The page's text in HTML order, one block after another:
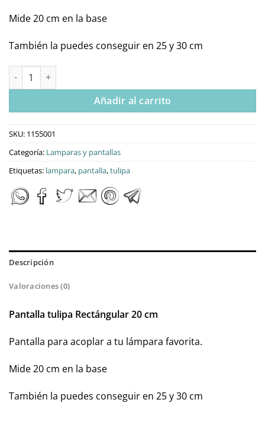
Mide 20 cm en la base
También la puedes conseguir en 25 y 30 cm
Pantalla tulipa Rectángular 20 cantidad
Añadir al carrito
SKU: 1155001
Categoría: Lamparas y pantallas
Etiquetas: lampara, pantalla,tulipa
Descripción
Valoraciones (0)
Pantalla tulipa Rectángular 20 cm
Pantalla para acoplar a tu lámpara favorita.
Mide 20 cm en la base
También la puedes conseguir en 25 y 30 cm